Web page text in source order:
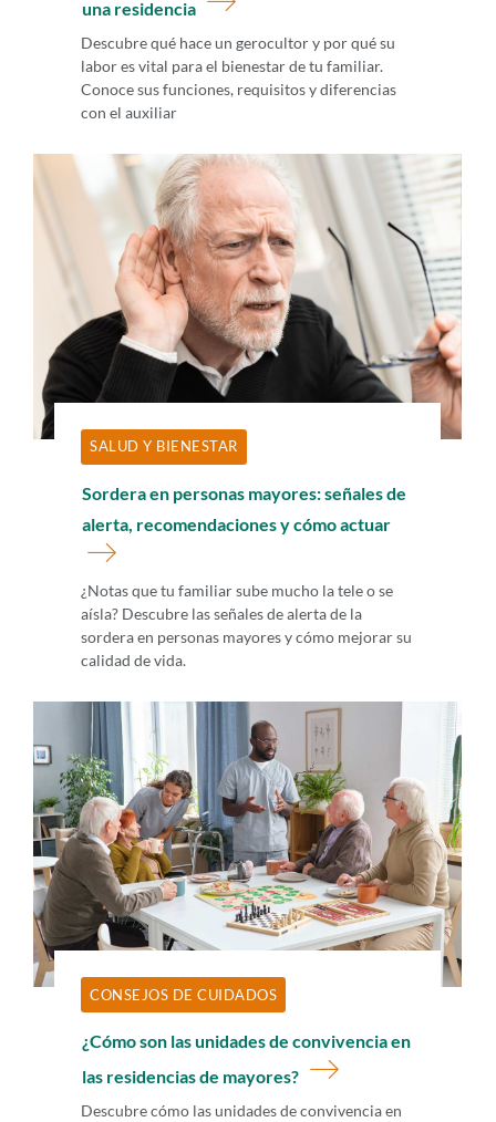
una residencia
Descubre qué hace un gerocultor y por qué su
labor es vital para el bienestar de tu familiar.
Conoce sus funciones, requisitos y diferencias
con el auxiliar
SALUD Y BIENESTAR
Sordera en personas mayores: señales de
alerta, recomendaciones y cómo actuar
¿Notas que tu familiar sube mucho la tele o se
aísla? Descubre las señales de alerta de la
sordera en personas mayores y cómo mejorar su
calidad de vida.
CONSEJOS DE CUIDADOS
¿Cómo son las unidades de convivencia en
las residencias de mayores?
Descubre cómo las unidades de convivencia en